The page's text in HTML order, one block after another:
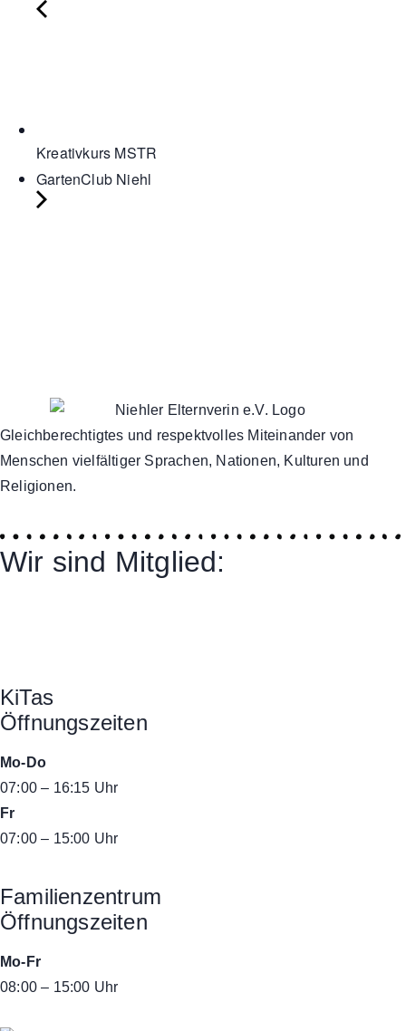
Kreativkurs MSTR
GartenClub Niehl
Gleichberechtigtes und respektvolles Miteinander von
Menschen vielfältiger Sprachen, Nationen, Kulturen und
Religionen.
Wir sind Mitglied:
KiTas
Öffnungszeiten
Mo-Do
07:00 – 16:15 Uhr
Fr
07:00 – 15:00 Uhr
Familienzentrum
Öffnungszeiten
Mo-Fr
08:00 – 15:00 Uhr